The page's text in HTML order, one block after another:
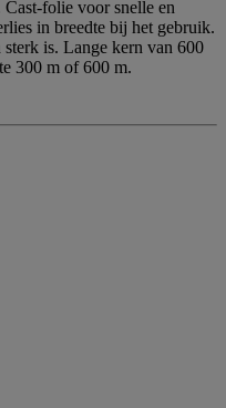
folie voor snelle en
in breedte bij het gebruik.
is. Lange kern van 600
300 m of 600 m.